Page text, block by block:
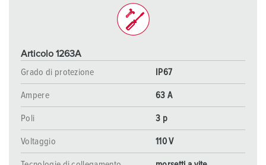
Articolo 1263A
Grado di protezione
IP67
Ampere 63 A
Poli 3 p
Voltaggio 110 V